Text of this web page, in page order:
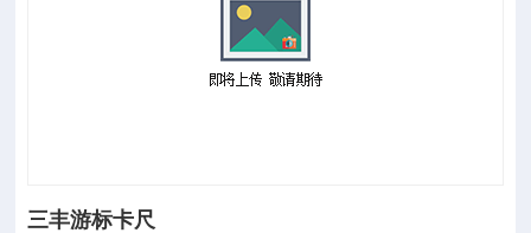
三丰游标卡尺